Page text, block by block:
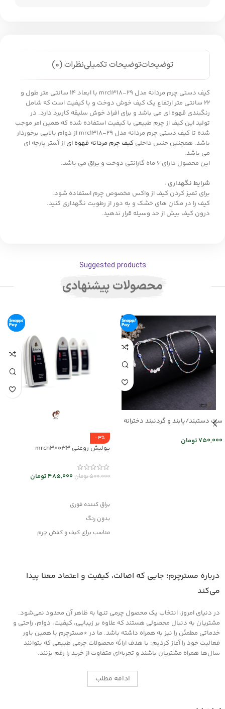
توضیحاتتوضیحات تکمیلینظرات (0)
کیف دستی چرم مردانه مدل mrc1318-29 با ابعاد 14 سانتی متر طول و
22 سانتی متر ارتفاع یک کیف خوش دوخت و با کیفیت است که شامل
رنگبندی قهوه ای می باشد و برای افراد خوش سلیقه کاربرد دارد. در
تولید این کیف از چرم طبیعی با کیفیت استفاده شده که همین امر موجب
شده تا کیف دستی چرم مردانه مدل mrc1318-29 از دوام بالایی برخوردار
باشد. همچنین جنس داخلی کیف چرم مردانه قهوه ای از آستر پارچه ای
می باشد.
این محصول دارای 6 ماه گارانتی دوخت و یراق می باشد.
شرایط نگهداری :
برای تمیز کردن کیف از واکس مخصوص چرم استفاده شود.
کیف را در مکان های خشک و به دور از رطوبت نگهداری کنید.
درون کیف بیش از حد وسیله قرار ندهید.
Suggested products
محصولات پیشنهادی
ست دستبند/پابند و گردنبند دخترانه
750,000تومان
-3%
پولیش روغنی mrch30033
500,000تومان485,000تومان
براق کننده فوری
بدون رنگ
مناسب برای کیف و کفش چرم
درباره مسترچرم؛ جایی که اصالت، کیفیت و اعتماد معنا پیدا
می‌کند
در دنیای امروز، انتخاب یک محصول چرمی تنها به ظاهر آن محدود نمی‌شود.
مشتریان به دنبال محصولی هستند که علاوه بر زیبایی، کیفیت، دوام، راحتی و
خدماتی مطمئن را نیز به همراه داشته باشد. ما در *مسترچرم با همین باور
فعالیت خود را آغاز کردیم؛ با هدف ارائه محصولات چرمی طبیعی که بتوانند
سال‌ها همراه مشتریان باشند و تجربه‌ای متفاوت از خرید را رقم بزنند.
ادامه مطلب